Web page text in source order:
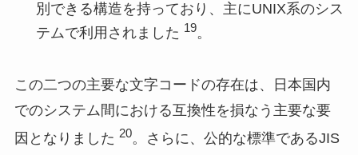
別できる構造を持っており、主にUNIX系のシス
テムで利用されました 19。
この二つの主要な文字コードの存在は、日本国内
でのシステム間における互換性を損なう主要な要
因となりました 20。さらに、公的な標準であるJIS